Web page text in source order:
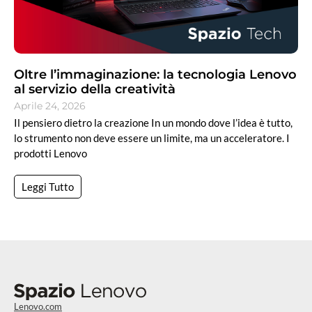
Oltre l’immaginazione: la tecnologia Lenovo
al servizio della creatività
Aprile 24, 2026
Il pensiero dietro la creazione In un mondo dove l’idea è tutto,
lo strumento non deve essere un limite, ma un acceleratore. I
prodotti Lenovo
Leggi Tutto
Lenovo.com